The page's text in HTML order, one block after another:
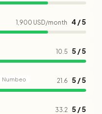
1,900 USD/month 4 / 5
10.5 5 / 5
Numbeo 21.6 5 / 5
33.2 5 / 5